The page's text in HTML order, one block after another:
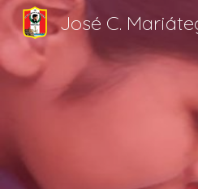
José C.